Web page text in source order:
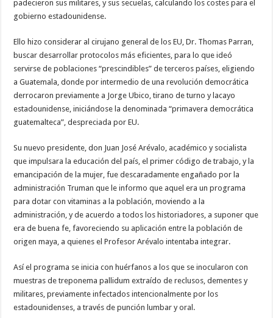
padecieron sus militares, y sus secuelas, calculando los costes para el
gobierno estadounidense.
Ello hizo considerar al cirujano general de los EU, Dr. Thomas Parran,
buscar desarrollar protocolos más eficientes, para lo que ideó
servirse de poblaciones “prescindibles” de terceros países, eligiendo
a Guatemala, donde por intermedio de una revolución democrática
derrocaron previamente a Jorge Ubico, tirano de turno y lacayo
estadounidense, iniciándose la denominada “primavera democrática
guatemalteca”, despreciada por EU.
Su nuevo presidente, don Juan José Arévalo, académico y socialista
que impulsara la educación del país, el primer código de trabajo, y la
emancipación de la mujer, fue descaradamente engañado por la
administración Truman que le informo que aquel era un programa
para dotar con vitaminas a la población, moviendo a la
administración, y de acuerdo a todos los historiadores, a suponer que
era de buena fe, favoreciendo su aplicación entre la población de
origen maya, a quienes el Profesor Arévalo intentaba integrar.
Así el programa se inicia con huérfanos a los que se inocularon con
muestras de treponema pallidum extraído de reclusos, dementes y
militares, previamente infectados intencionalmente por los
estadounidenses, a través de punción lumbar y oral.